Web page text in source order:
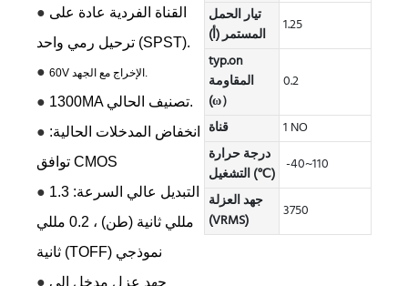
● القناة الفردية عادة على
ترحيل رمي واحد (SPST).
● 60V الإخراج مع الجهد.
● 1300MA تصنيف الحالي.
● انخفاض المدخلات الحالية:
توافق CMOS
● التبديل عالي السرعة: 1.3
مللي ثانية (طن) ، 0.2 مللي
ثانية (TOFF) نموذجي
جهد عزل مدخل إلى
تيار الحمل
المستمر (أ)
1.25
typ.on
المقاومة
(ω）
0.2
قناة
1 NO
درجة حرارة
التشغيل (℃) -40~110
جهد العزلة
(VRMS)
3750